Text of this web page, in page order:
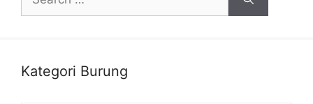
for:
Kategori Burung